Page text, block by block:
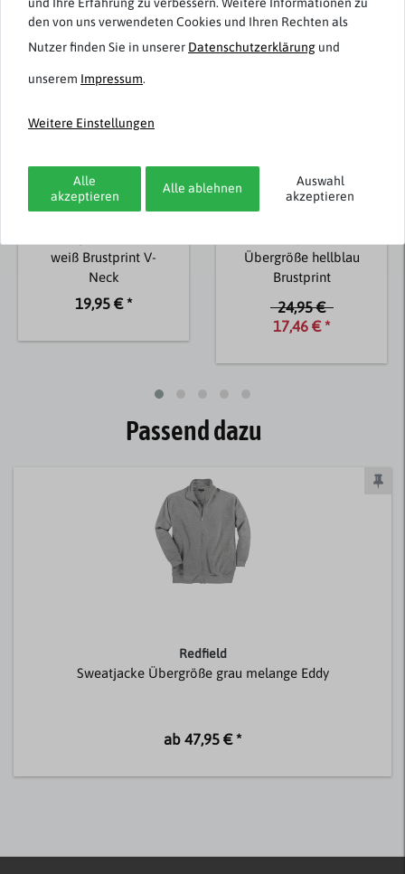
Weitere Artikel von Redfield
weiß Brustprint V-
Neck
19,95 € *
-30%
Übergröße hellblau
Brustprint
24,95 €
17,46 € *
Passend dazu
Redfield
Sweatjacke Übergröße grau melange Eddy
ab 47,95 € *
den von uns verwendeten Cookies und Ihren Rechten als
Nutzer finden Sie in unserer Daten­schutz­erklärung und
unserem Impressum.
Weitere Einstellungen
Alle
akzeptieren
Alle ablehnen
Auswahl
akzeptieren